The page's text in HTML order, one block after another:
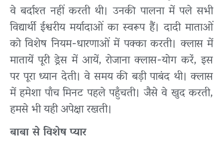
वे बर्दाश्त नहीं करती थी। उनकी पालना में पले सभी
विद्यार्थी ईश्वरीय मर्यादाओं का स्वरूप हैं। दादी माताओं
को विशेष नियम-धारणाओं में पक्का करती। क्लास में
मातायें पूरी ड्रेस में आयें, रोजाना क्लास-योग करें, इस
पर पूरा ध्यान देती। वे समय की बड़ी पाबंद थी। क्लास
में हमेशा पाँच मिनट पहले पहुँचती। जैसे वे खुद करती,
हमसे भी यही अपेक्षा रखती।
बाबासेविशेषप्यार